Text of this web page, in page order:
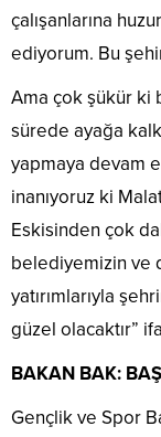
çalışanlarına
ediyorum. Bu
Ama çok şükür ki
sürede ayağa
yapmaya devam
inanıyoruz ki
Eskisinden çok
belediyemizin ve
yatırımlarıyla
güzel olacaktır”
BAKAN BAK:
Gençlik ve Spor